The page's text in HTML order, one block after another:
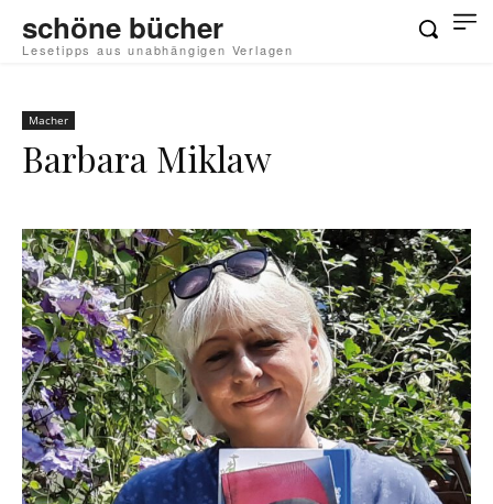
schöne bücher
Lesetipps aus unabhängigen Verlagen
Macher
Barbara Miklaw